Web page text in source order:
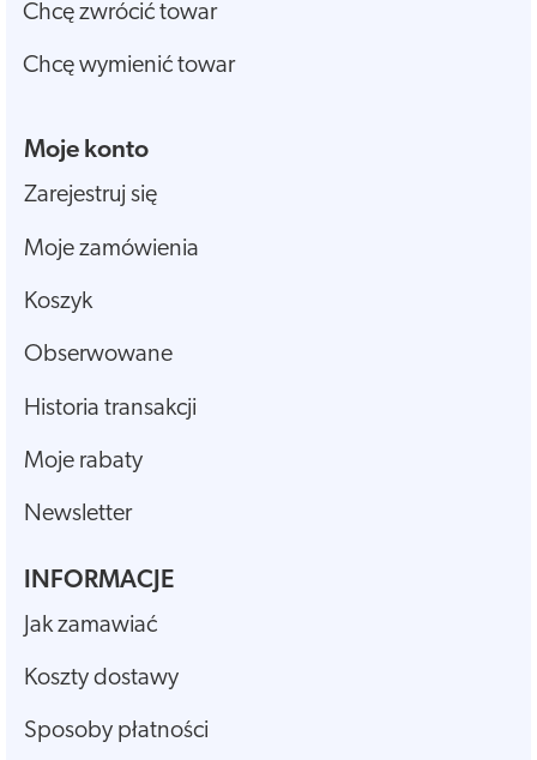
Chcę zwrócić towar
Chcę wymienić towar
Moje konto
Zarejestruj się
Moje zamówienia
Koszyk
Obserwowane
Historia transakcji
Moje rabaty
Newsletter
INFORMACJE
Jak zamawiać
Koszty dostawy
Sposoby płatności